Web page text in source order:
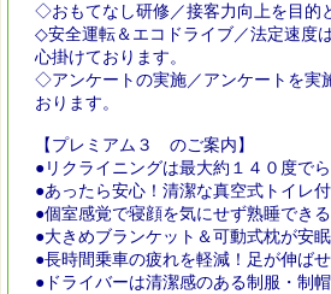
◇おもてなし研修／接客力向上を目的
◇安全運転＆エコドライブ／法定速度
心掛けております。
◇アンケートの実施／アンケートを実
おります。
【プレミアム３ のご案内】
●リクライニングは最大約１４０度でら
●あったら安心！清潔な真空式トイレ
●個室感覚で寝顔を気にせず熟睡でき
●大きめブランケット＆可動式枕が安眠
●長時間乗車の疲れを軽減！足が伸ば
●ドライバーは清潔感のある制服・制